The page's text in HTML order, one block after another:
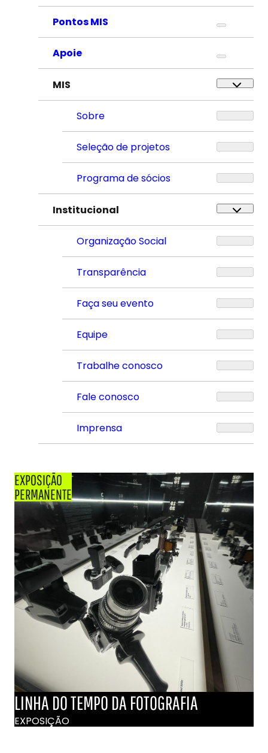
Pontos MIS
Apoie
MIS
Sobre
Seleção de projetos
Programa de sócios
Institucional
Organização Social
Transparência
Faça seu evento
Equipe
Trabalhe conosco
Fale conosco
Imprensa
EXPOSIÇÃO
PERMANENTE
LINHA DO TEMPO DA FOTOGRAFIA
EXPOSIÇÃO